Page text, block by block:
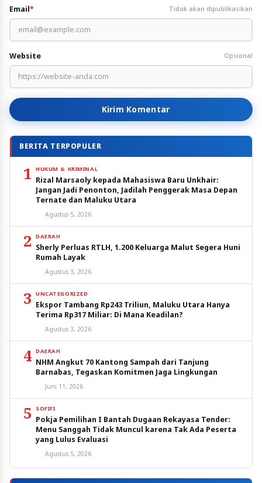
Email* Tidak akan dipublikasikan
Website Opsional
Kirim Komentar
BERITA TERPOPULER
1 HUKUM & KRIMINAL
Rizal Marsaoly kepada Mahasiswa Baru Unkhair:
Jangan Jadi Penonton, Jadilah Penggerak Masa Depan
Ternate dan Maluku Utara
Agustus 5, 2026
2 DAERAH
Sherly Perluas RTLH, 1.200 Keluarga Malut Segera Huni
Rumah Layak
Agustus 3, 2026
3 UNCATEGORIZED
Ekspor Tambang Rp243 Triliun, Maluku Utara Hanya
Terima Rp317 Miliar: Di Mana Keadilan?
Agustus 3, 2026
4 DAERAH
NHM Angkut 70 Kantong Sampah dari Tanjung
Barnabas, Tegaskan Komitmen Jaga Lingkungan
Juni 11, 2026
5 SOFIFI
Pokja Pemilihan I Bantah Dugaan Rekayasa Tender:
Menu Sanggah Tidak Muncul karena Tak Ada Peserta
yang Lulus Evaluasi
Agustus 5, 2026